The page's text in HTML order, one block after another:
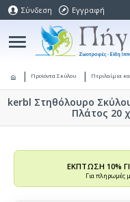
Σύνδεση Εγγραφή
Προϊόντα Σκύλου Περιλαίμια
kerbl Στηθόλουρο
Πλάτος 20
ΕΚΠΤΩΣΗ 10%
Για πληρωμές